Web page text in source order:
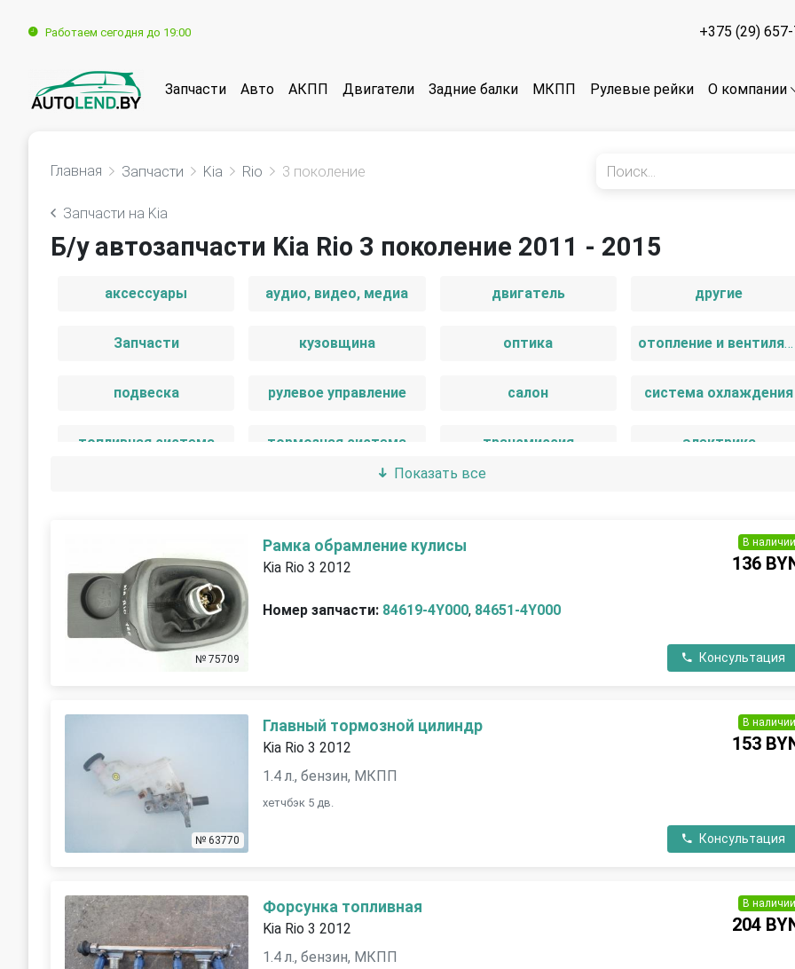
Работаем сегодня до 19:00 +375 (29)
Запчасти Авто АКПП Двигатели Задние балки МКПП Рулевые рейки О компании
Главная Запчасти Kia Rio 3 поколение
Запчасти на Kia
Б/у автозапчасти Kia Rio 3 поколение 2011 - 2015
аксессуары аудио, видео, медиа двигатель другие
Запчасти кузовщина оптика отопление и вентиляция
подвеска рулевое управление салон система охлаждения
топливная система тормозная система трансмиссия
электрика
Показать все
№ 75709
Рамка обрамление кулисы
Kia Rio 3 2012
Номер запчасти: 84619-4Y000, 84651-4Y000
В наличии
136
Консультация
№ 63770
Главный тормозной цилиндр
Kia Rio 3 2012
1.4 л., бензин, МКПП
хетчбэк 5 дв.
В наличии
153
Консультация
Форсунка топливная
Kia Rio 3 2012
1.4 л., бензин, МКПП
В наличии
204